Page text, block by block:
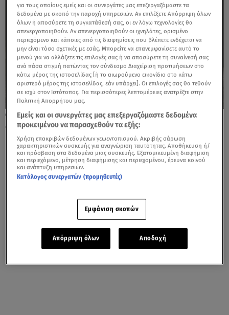
11.06.24, 09:00
Opel: Γιορτάζει τα 60 χρόνια του “Opel
Design Studio”
για τους οποίους εμείς και οι συνεργάτες μας επεξεργαζόμαστε τα
δεδομένα με σκοπό την παροχή υπηρεσιών. Αν επιλέξετε Απόρριψη όλων
όλων ή αποσύρετε τη συγκατάθεσή σας, οι εν λόγω τεχνολογίες θα
απενεργοποιηθούν. Αν απενεργοποιηθούν οι ιχνηλάτες, ορισμένο
περιεχόμενο και κάποιες από τις διαφημίσεις που βλέπετε ενδέχεται να
μην είναι τόσο σχετικές με εσάς. Μπορείτε να επανεμφανίσετε αυτό το
μενού για να αλλάξετε τις επιλογές σας ή να αποσύρετε τη συναίνεσή σας
ανά πάσα στιγμή πατώντας τον σύνδεσμο Διαχείριση προτιμήσεων στο
κάτω μέρος της ιστοσελίδας [ή το αιωρούμενο εικονίδιο στο κάτω
αριστερό μέρος της ιστοσελίδας, εάν υπάρχει]. Οι επιλογές σας θα τεθούν
σε ισχύ στον Ιστότοπος. Για περισσότερες λεπτομέρειες ανατρέξτε στην
Πολιτική Απορρήτου μας.
Εμείς και οι συνεργάτες μας επεξεργαζόμαστε δεδομένα
προκειμένου να παρασχεθούν τα εξής:
Χρήση επακριβών δεδομένων γεωεντοπισμού. Ακριβής σάρωση
χαρακτηριστικών συσκευής για αναγνώριση ταυτότητας. Αποθήκευση ή/
και πρόσβαση στα δεδομένα μιας συσκευής. Εξατομικευμένη διαφήμιση
και περιεχόμενο, μέτρηση διαφήμισης και περιεχομένου, έρευνα κοινού
και ανάπτυξη υπηρεσιών.
Κατάλογος συνεργατών (προμηθευτές)
Εμφάνιση σκοπών
Απόρριψη όλων Αποδοχή